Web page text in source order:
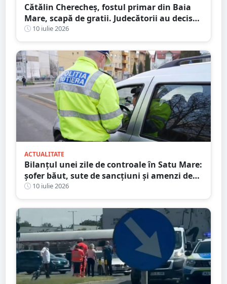
Cătălin Cherecheș, fostul primar din Baia
Mare, scapă de gratii. Judecătorii au decis
eliberarea condiționată
10 iulie 2026
ACTUALITATE
Bilanțul unei zile de controale în Satu Mare:
șofer băut, sute de sancțiuni și amenzi de
peste 86.000 de lei
10 iulie 2026